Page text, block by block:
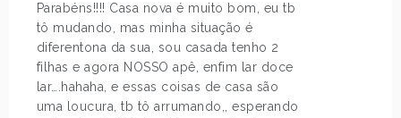
Parabéns!!!! Casa nova é muito bom, eu tb
tô mudando, mas minha situação é
diferentona da sua, sou casada tenho 2
filhas e agora NOSSO apê, enfim lar doce
lar….hahaha, e essas coisas de casa são
uma loucura, tb tô arrumando,, esperando